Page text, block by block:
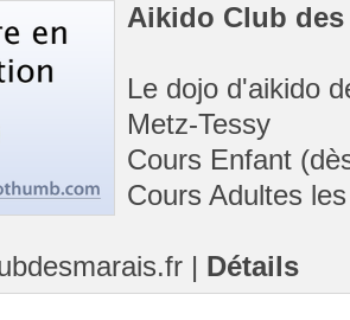
Aikido Club des
Le dojo d'aikido
Metz-Tessy
Cours Enfant
Cours Adultes
| Détails